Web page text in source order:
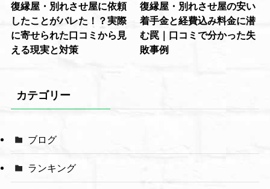
復縁屋・別れさせ屋に依頼
したことがバレた！？実際
に寄せられた口コミから見
える現実と対策
復縁屋・別れさせ屋の安い
着手金と経費込み料金に潜
む罠｜口コミで分かった失
敗事例
カテゴリー
ブログ
ランキング